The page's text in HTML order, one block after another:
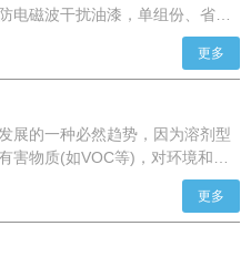
电磁波干扰油漆，单组份、省
内聚力强、无疏松粒子，可用于
器、精密仪器等壳体内壁喷涂材
更多
展的一种必然趋势，因为溶剂型
害物质(如VOC等)，对环境和人
达国家的研究人员发现，建筑涂
中所含的芳香族、卤化物族、甲
，对人体的健康影响很大。长期
协调功能及神经系统疾病。
更多